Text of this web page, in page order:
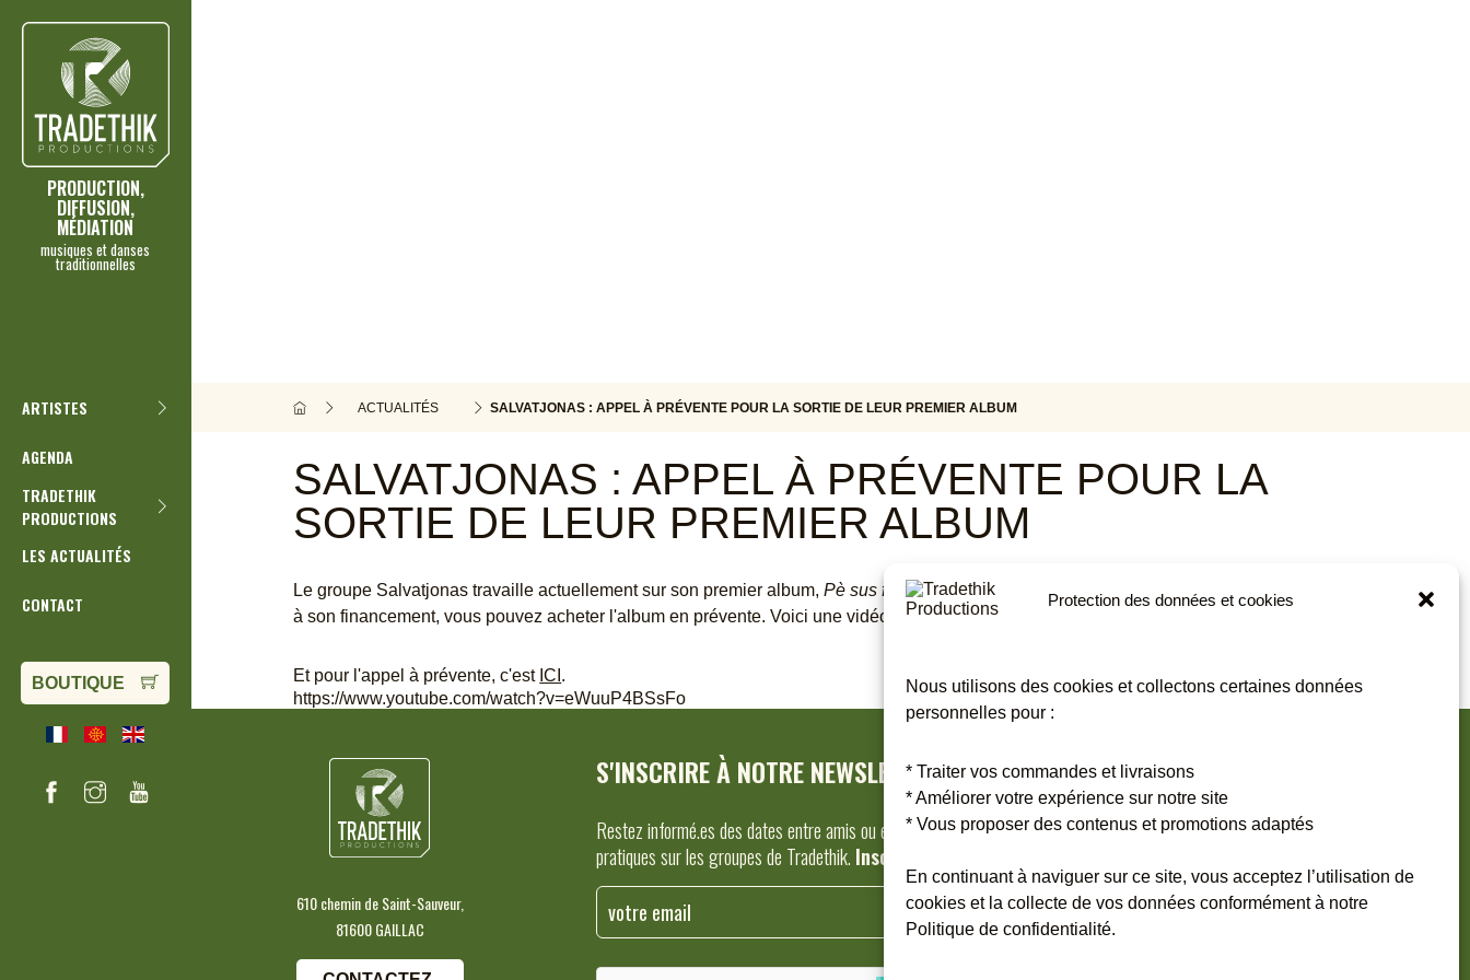
Protection des données et cookies
Nous utilisons des cookies et collectons certaines données
personnelles pour :
* Traiter vos commandes et livraisons
* Améliorer votre expérience sur notre site
* Vous proposer des contenus et promotions adaptés
En continuant à naviguer sur ce site, vous acceptez l’utilisation de
cookies et la collecte de vos données conformément à notre
Politique de confidentialité.
PRODUCTION,
DIFFUSION,
MÉDIATION
musiques et danses
traditionnelles
ARTISTES
AGENDA
TRADETHIK
PRODUCTIONS
LES ACTUALITÉS
CONTACT
BOUTIQUE
ACTUALITÉS SALVATJONAS : APPEL À PRÉVENTE POUR LA SORTIE DE LEUR PREMIER ALBUM
SALVATJONAS : APPEL À PRÉVENTE POUR LA
SORTIE DE LEUR PREMIER ALBUM
Le groupe Salvatjonas travaille actuellement sur son premier album,Pè sus fuèlhas, dont la sortie est prévue au printemps. Pour participer
à son financement, vous pouvez acheter l'album en prévente. Voici une vidéo de présentation de l'album
Et pour l'appel à prévente, c'est ICI .
https://www.youtube.com/watch?v=eWuuP4BSsFo
610 chemin de Saint-Sauveur,
81600 GAILLAC
S'INSCRIRE À NOTRE NEWSLETTER
Restez informé.es des dates entre amis ou en famille, toutes les informations
pratiques sur les groupes de Tradethik. Inscrivez-vous vite !